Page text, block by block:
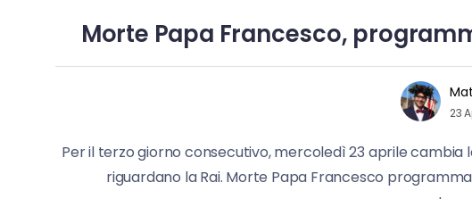
Morte Papa Francesco,
23
Per il terzo giorno consecutivo, mercoledì 23 aprile
riguardano la Rai. Morte Papa Francesco